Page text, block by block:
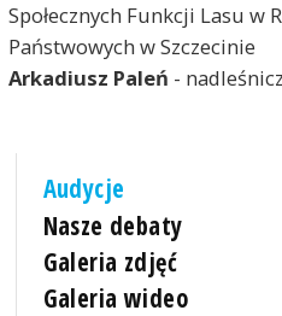
Społecznych Funkcji Lasu w
Państwowych w Szczecinie
Arkadiusz Paleń -
Audycje
Nasze debaty
Galeria zdjęć
Galeria wideo